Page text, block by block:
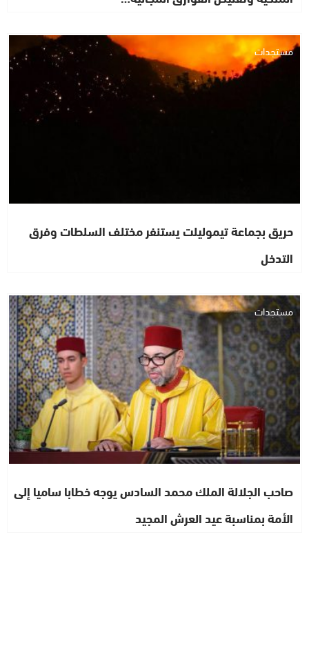
مستجدات
حريق بجماعة تيموليلت يستنفر مختلف السلطات وفرق
التدخل
مستجدات
صاحب الجلالة الملك محمد السادس يوجه خطابا ساميا إلى
الأمة بمناسبة عيد العرش المجيد